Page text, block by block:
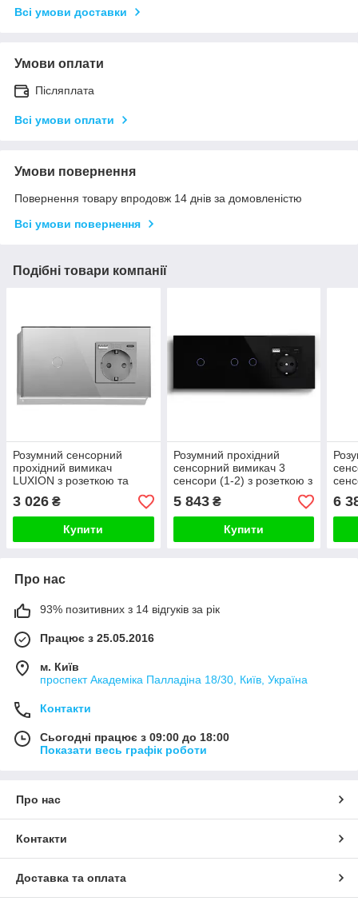
Всі умови доставки
Умови оплати
Післяплата
Всі умови оплати
Умови повернення
Повернення товару впродовж 14 днів за домовленістю
Всі умови повернення
Подібні товари компанії
Розумний сенсорний
прохідний вимикач
LUXION з розеткою та
USB A+C 20Вт, сірий, скло,
дотиковий, заземлення,
3 026 ₴
Купити
Розумний прохідний
сенсорний вимикач 3
сенсори (1-2) з розеткою з
USB A+C 20Вт,
заземлення, LUXION
чорний скло
5 843₴
Купити
6
Про нас
93% позитивних з 14 відгуків за рік
Працює з 25.05.2016
м. Київ
проспект Академіка Палладіна 18/30, Київ, Україна
Контакти
Сьогодні працює з 09:00 до 18:00
Показати весь графік роботи
Про нас
Контакти
Доставка та оплата